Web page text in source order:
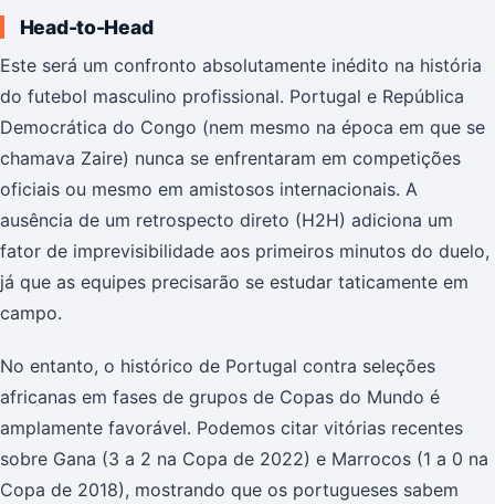
Head-to-Head
Este será um confronto absolutamente inédito na história
do futebol masculino profissional. Portugal e República
Democrática do Congo (nem mesmo na época em que se
chamava Zaire) nunca se enfrentaram em competições
oficiais ou mesmo em amistosos internacionais. A
ausência de um retrospecto direto (H2H) adiciona um
fator de imprevisibilidade aos primeiros minutos do duelo,
já que as equipes precisarão se estudar taticamente em
campo.
No entanto, o histórico de Portugal contra seleções
africanas em fases de grupos de Copas do Mundo é
amplamente favorável. Podemos citar vitórias recentes
sobre Gana (3 a 2 na Copa de 2022) e Marrocos (1 a 0 na
Copa de 2018), mostrando que os portugueses sabem